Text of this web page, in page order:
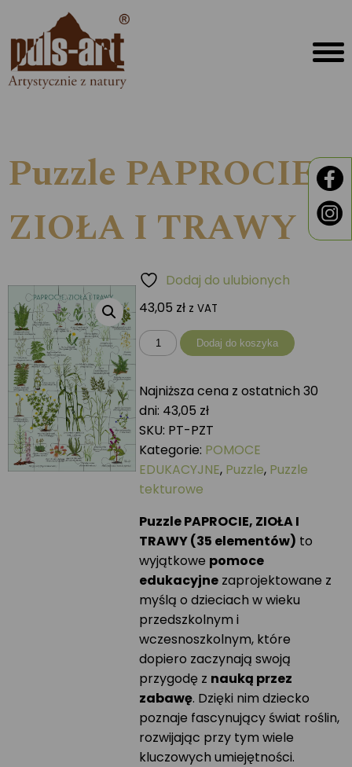
Puzzle PAPROCIE,
ZIOŁA I TRAWY
43,05 zł z VAT
ilość
Puzzle
ZIOŁA
I
TRAWY
Dodaj do koszyka
Dodaj do ulubionych
Najniższa cena z ostatnich 30
dni: 43,05 zł
SKU: PT-PZT
Kategorie: POMOCE
EDUKACYJNE, Puzzle, Puzzle
tekturowe
Puzzle PAPROCIE, ZIOŁA I
TRAWY (35 elementów) to
wyjątkowe pomoce
edukacyjnezaprojektowane z
myślą o dzieciach w wieku
przedszkolnym i
wczesnoszkolnym, które
dopiero zaczynają swoją
przygodę z nauką przez
zabawę. Dzięki nim dziecko
poznaje fascynujący świat roślin,
rozwijając przy tym wiele
kluczowych umiejętności.